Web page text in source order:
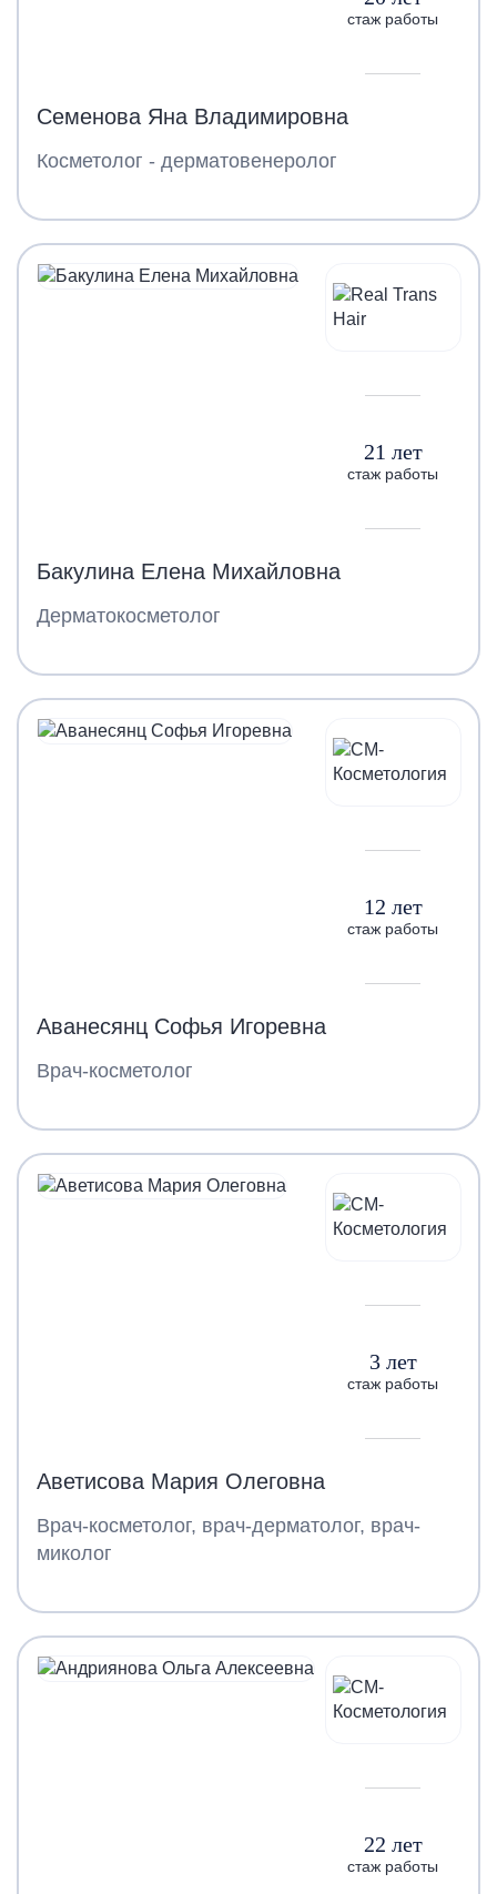
стаж работы
Семенова Яна Владимировна
Косметолог - дерматовенеролог
21 лет
стаж работы
Бакулина Елена Михайловна
Дерматокосметолог
12 лет
стаж работы
Аванесянц Софья Игоревна
Врач-косметолог
3 лет
стаж работы
Аветисова Мария Олеговна
Врач-косметолог, врач-дерматолог, врач-
миколог
22 лет
стаж работы